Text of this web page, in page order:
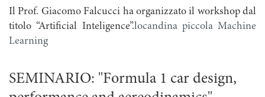
Il Prof. Giacomo Falcucci ha organizzato il workshop dal
titolo “Artificial Inteligence”.locandina piccola Machine
Learning
SEMINARIO: "Formula 1 car design,